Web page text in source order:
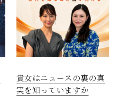
貴女はニュースの裏の真
実を知っていますか